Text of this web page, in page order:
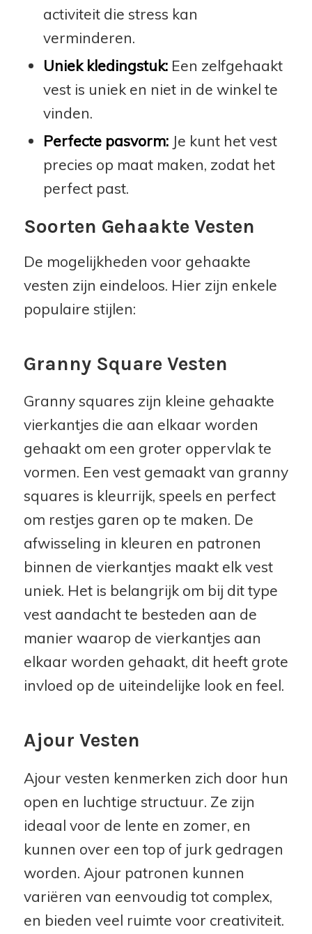
activiteit die stress kan
verminderen.
Uniek kledingstuk:Een zelfgehaakt
vest is uniek en niet in de winkel te
vinden.
Perfecte pasvorm:Je kunt het vest
precies op maat maken, zodat het
perfect past.
Soorten Gehaakte Vesten
De mogelijkheden voor gehaakte
vesten zijn eindeloos. Hier zijn enkele
populaire stijlen:
Granny Square Vesten
Granny squares zijn kleine gehaakte
vierkantjes die aan elkaar worden
gehaakt om een groter oppervlak te
vormen. Een vest gemaakt van granny
squares is kleurrijk, speels en perfect
om restjes garen op te maken. De
afwisseling in kleuren en patronen
binnen de vierkantjes maakt elk vest
uniek. Het is belangrijk om bij dit type
vest aandacht te besteden aan de
manier waarop de vierkantjes aan
elkaar worden gehaakt, dit heeft grote
invloed op de uiteindelijke look en feel.
Ajour Vesten
Ajour vesten kenmerken zich door hun
open en luchtige structuur. Ze zijn
ideaal voor de lente en zomer, en
kunnen over een top of jurk gedragen
worden. Ajour patronen kunnen
variëren van eenvoudig tot complex,
en bieden veel ruimte voor creativiteit.